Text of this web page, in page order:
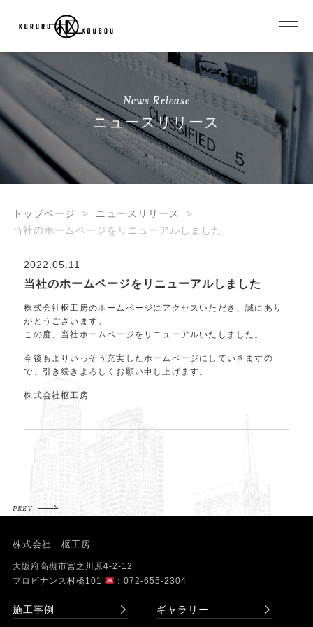
News Release
ニュースリリース
トップページ
ニュースリリース
当社のホームページをリニューアルしました
2022.05.11
当社のホームページをリニューアルしました
株式会社枢工房のホームページにアクセスいただき、誠にあり
がとうございます。
この度、当社ホームページをリニューアルいたしました。
今後もよりいっそう充実したホームページにしていきますの
で、引き続きよろしくお願い申し上げます。
株式会社枢工房
PREV
株式会社 枢工房
大阪府高槻市宮之川原4-2-12
プロビナンス村橋101
：072-655-2304
施工事例 ギャラリー